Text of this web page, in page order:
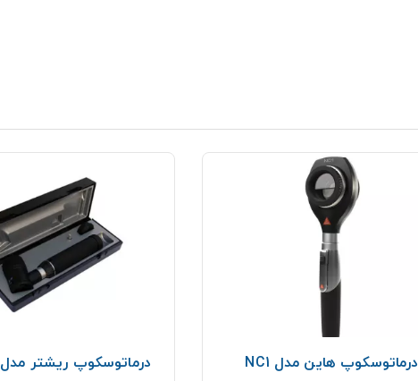
درماتوسکوپ هاین مدل NC1 درماتوسکوپ ریشتر مدل ri-derma